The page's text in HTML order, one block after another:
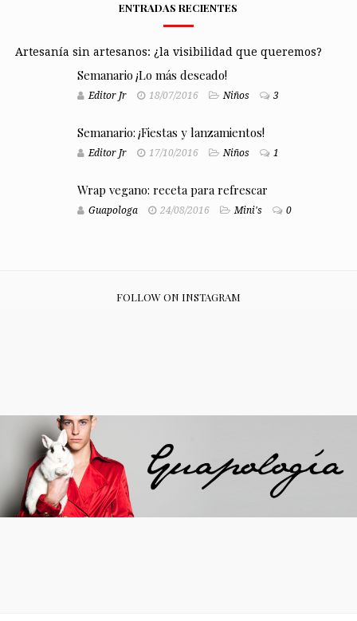
ENTRADAS RECIENTES
Artesanía sin artesanos: ¿la visibilidad que queremos?
Semanario ¡Lo más deseado!
Editor Jr 18/07/2016 Niños 3
Semanario: ¡Fiestas y lanzamientos!
Editor Jr 17/10/2016 Niños 1
Wrap vegano: receta para refrescar
Guapologa 24/08/2016 Mini's 0
FOLLOW ON INSTAGRAM